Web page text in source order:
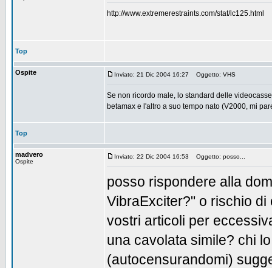
http://www.extremerestraints.com/stat/lc125.html
Top
Ospite Inviato: 21 Dic 2004 16:27 Oggetto: VHS
Se non ricordo male, lo standard delle
betamax e l'altro a suo tempo nato (V2000, mi
Top
madvero
Ospite
Inviato: 22 Dic 2004 16:53 Oggetto: posso...
posso rispondere alla
VibraExciter?" o rischio
vostri articoli per
una cavolata simile? chi
(autocensurandomi)